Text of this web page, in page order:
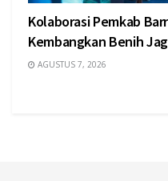
Kolaborasi Pemkab
Kembangkan Benih
AGUSTUS 7, 2026